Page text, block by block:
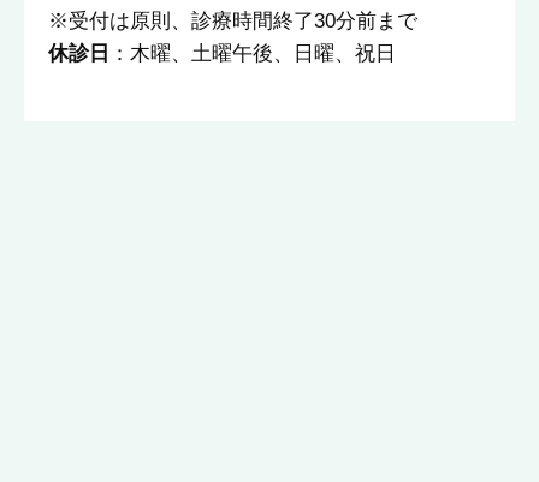
※受付は原則、診療時間終了30分前まで
休診日 ：木曜、土曜午後、日曜、祝日